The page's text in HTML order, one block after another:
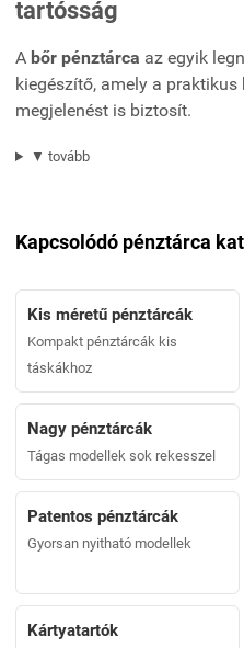
tartósság
A bőr pénztárca az egyik
kiegészítő, amely a
megjelenést is biztosít.
▼ tovább
Kapcsolódó pénztárca
Kis méretű pénztárcák
Kompakt pénztárcák kis
táskákhoz
Nagy pénztárcák
Tágas modellek sok rekesszel
Patentos pénztárcák
Gyorsan nyitható modellek
Kártyatartók